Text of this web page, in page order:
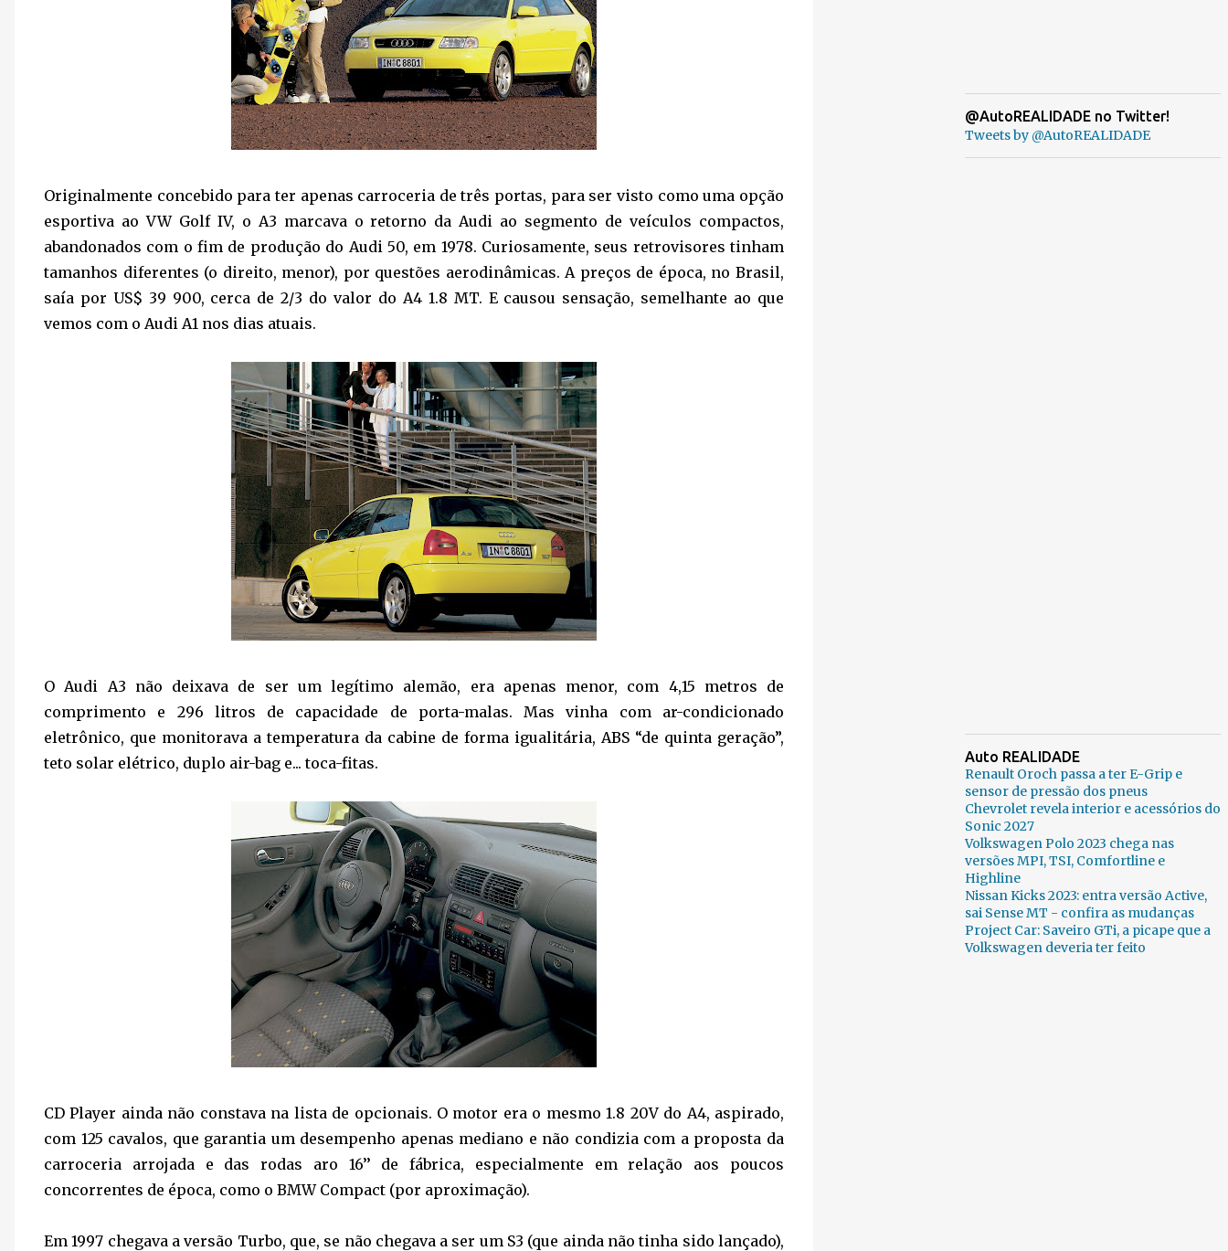
Originalmente concebido para ter apenas carroceria de três portas, para ser visto como uma opção
esportiva ao VW Golf IV, o A3 marcava o retorno da Audi ao segmento de veículos compactos,
abandonados com o fim de produção do Audi 50, em 1978. Curiosamente, seus retrovisores tinham
tamanhos diferentes (o direito, menor), por questões aerodinâmicas. A preços de época, no Brasil,
saía por US$ 39 900, cerca de 2/3 do valor do A4 1.8 MT. E causou sensação, semelhante ao que
vemos com o Audi A1 nos dias atuais.
O Audi A3 não deixava de ser um legítimo alemão, era apenas menor, com 4,15 metros de
comprimento e 296 litros de capacidade de porta-malas. Mas vinha com ar-condicionado
eletrônico, que monitorava a temperatura da cabine de forma igualitária, ABS “de quinta geração”,
teto solar elétrico, duplo air-bag e... toca-fitas.
CD Player ainda não constava na lista de opcionais. O motor era o mesmo 1.8 20V do A4, aspirado,
com 125 cavalos, que garantia um desempenho apenas mediano e não condizia com a proposta da
carroceria arrojada e das rodas aro 16’’ de fábrica, especialmente em relação aos poucos
concorrentes de época, como o BMW Compact (por aproximação).
Em 1997 chegava a versão Turbo, que, se não chegava a ser um S3 (que ainda não tinha sido lançado),
@AutoREALIDADE no Twitter!
Tweets by @AutoREALIDADE
Auto REALIDADE
Renault Oroch passa a ter E-Grip e
sensor de pressão dos pneus
Chevrolet revela interior e acessórios do
Sonic 2027
Volkswagen Polo 2023 chega nas
versões MPI, TSI, Comfortline e
Highline
Nissan Kicks 2023: entra versão Active,
sai Sense MT - confira as mudanças
Project Car: Saveiro GTi, a picape que a
Volkswagen deveria ter feito